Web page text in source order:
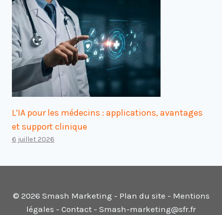
L’IA pour les médecins : applications, avantages
et support clinique
6 juillet 2026
© 2026 Smash Marketing - Plan du site - Mentions
légales - Contact - Smash-marketing@sfr.fr